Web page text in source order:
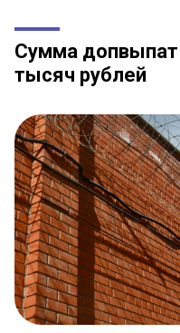
Сумма
тысяч рублей